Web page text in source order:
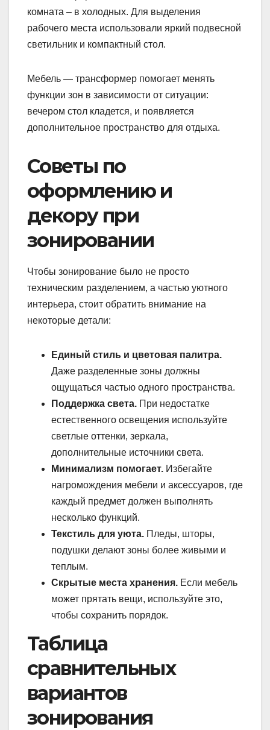
комната – в холодных. Для выделения
рабочего места использовали яркий подвесной
светильник и компактный стол.
Мебель — трансформер помогает менять
функции зон в зависимости от ситуации:
вечером стол кладется, и появляется
дополнительное пространство для отдыха.
Советы по
оформлению и
декору при
зонировании
Чтобы зонирование было не просто
техническим разделением, а частью уютного
интерьера, стоит обратить внимание на
некоторые детали:
Единый стиль и цветовая палитра.
Даже разделенные зоны должны
ощущаться частью одного пространства.
Поддержка света. При недостатке
естественного освещения используйте
светлые оттенки, зеркала,
дополнительные источники света.
Минимализм помогает. Избегайте
нагромождения мебели и аксессуаров, где
каждый предмет должен выполнять
несколько функций.
Текстиль для уюта. Пледы, шторы,
подушки делают зоны более живыми и
теплым.
Скрытые места хранения. Если мебель
может прятать вещи, используйте это,
чтобы сохранить порядок.
Таблица
сравнительных
вариантов
зонирования